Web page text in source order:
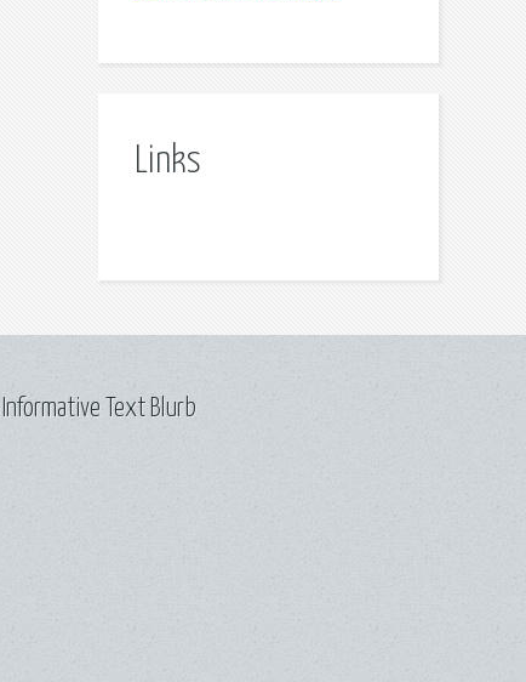
Links
Text Blurb